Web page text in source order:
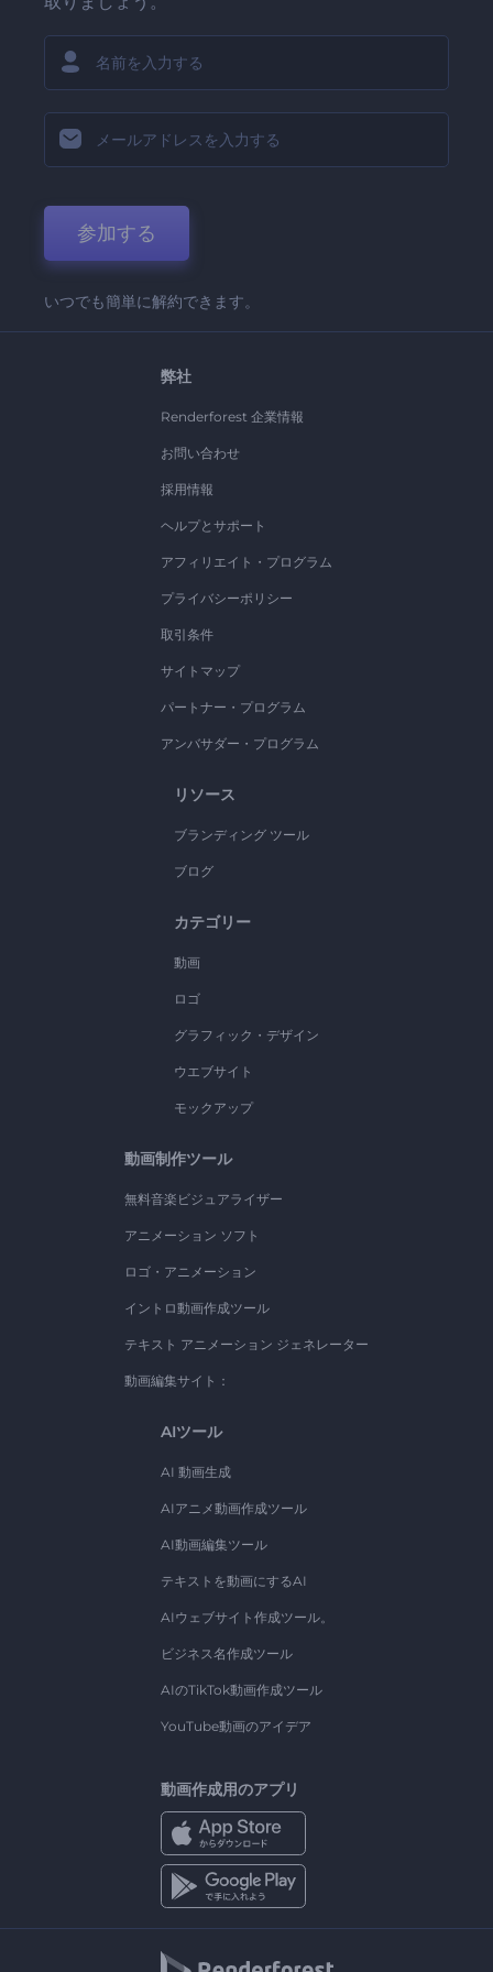
参加する
いつでも簡単に解約できます。
弊社
Renderforest 企業情報
お問い合わせ
採用情報
ヘルプとサポート
アフィリエイト・プログラム
プライバシーポリシー
取引条件
サイトマップ
パートナー・プログラム
アンバサダー・プログラム
リソース
ブランディング ツール
ブログ
カテゴリー
動画
ロゴ
グラフィック・デザイン
ウエブサイト
モックアップ
動画制作ツール
無料音楽ビジュアライザー
アニメーション ソフト
ロゴ・アニメーション
イントロ動画作成ツール
テキスト アニメーション ジェネレーター
動画編集サイト：
AIツール
AI 動画生成
AIアニメ動画作成ツール
AI動画編集ツール
テキストを動画にするAI
AIウェブサイト作成ツール。
ビジネス名作成ツール
AIのTikTok動画作成ツール
YouTube動画のアイデア
動画作成用のアプリ